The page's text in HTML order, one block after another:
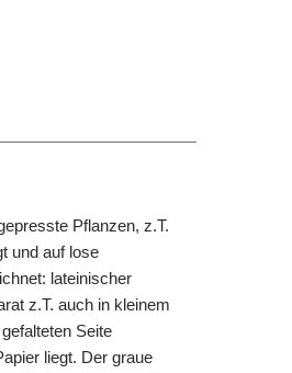
Pflanzen, z.T.
und auf lose
lateinischer
z.T. auch in kleinem
Seite
liegt. Der graue